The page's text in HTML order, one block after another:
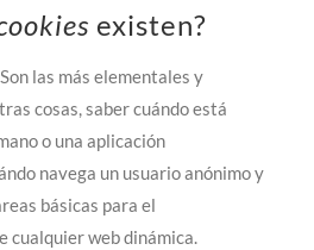
existen?
las más elementales y
cosas, saber cuándo está
o una aplicación
navega un usuario anónimo y
básicas para el
cualquier web dinámica.